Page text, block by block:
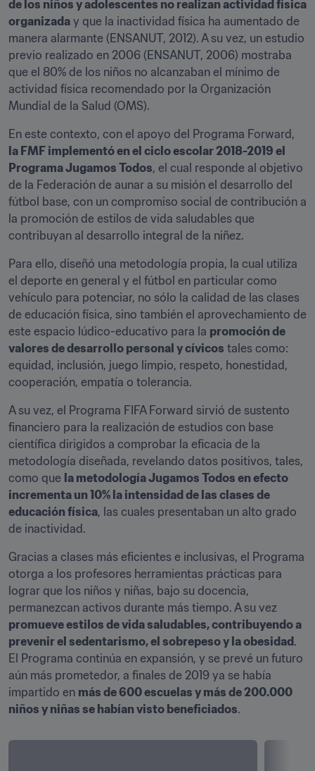
de los niños y adolescentes no realizan actividad física
organizada y que la inactividad física ha aumentado de
manera alarmante (ENSANUT, 2012). A su vez, un estudio
previo realizado en 2006 (ENSANUT, 2006) mostraba
que el 80% de los niños no alcanzaban el mínimo de
actividad física recomendado por la Organización
Mundial de la Salud (OMS).
la FMF implementó en el ciclo escolar 2018-2019 el
Programa Jugamos Todos, el cual responde al objetivo
de la Federación de aunar a su misión el desarrollo del
fútbol base, con un compromiso social de contribución a
la promoción de estilos de vida saludables que
contribuyan al desarrollo integral de la niñez.
Para ello, diseñó una metodología propia, la cual utiliza
el deporte en general y el fútbol en particular como
vehículo para potenciar, no sólo la calidad de las clases
de educación física, sino también el aprovechamiento de
este espacio lúdico-educativo para la promoción de
valores de desarrollo personal y cívicos tales como:
equidad, inclusión, juego limpio, respeto, honestidad,
cooperación, empatía o tolerancia.
A su vez, el Programa FIFA Forward sirvió de sustento
financiero para la realización de estudios con base
científica dirigidos a comprobar la eficacia de la
metodología diseñada, revelando datos positivos, tales,
como que la metodología Jugamos Todos en efecto
incrementa un 10% la intensidad de las clases de
educación física, las cuales presentaban un alto grado
de inactividad.
Gracias a clases más eficientes e inclusivas, el Programa
otorga a los profesores herramientas prácticas para
lograr que los niños y niñas, bajo su docencia,
promueve estilos de vida saludables, contribuyendo a
prevenir el sedentarismo, el sobrepeso y la obesidad .
El Programa continúa en expansión, y se prevé un futuro
aún más prometedor, a finales de 2019 ya se había
impartido en más de 600 escuelas y más de 200.000
niños y niñas se habían visto beneficiados.